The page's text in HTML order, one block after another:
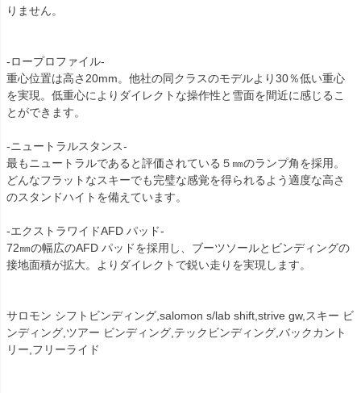
りません。
-ロープロファイル-
重心位置は高さ20mm。他社の同クラスのモデルより30％低い重心
を実現。低重心によりダイレクトな操作性と雪面を間近に感じるこ
とができます。
-ニュートラルスタンス-
最もニュートラルであると評価されている５㎜のランプ角を採用。
どんなフラットなスキーでも完璧な感覚を得られるよう適度な高さ
のスタンドハイトを備えています。
-エクストラワイドAFD パッド-
72㎜の幅広のAFD パッドを採用し、ブーツソールとビンディングの
接地面積が拡大。よりダイレクトで鋭い走りを実現します。
サロモン シフトビンディング,salomon s/lab shift,strive gw,スキー ビ
ンディング,ツアー ビンディング,テックビンディング,バックカント
リー,フリーライド